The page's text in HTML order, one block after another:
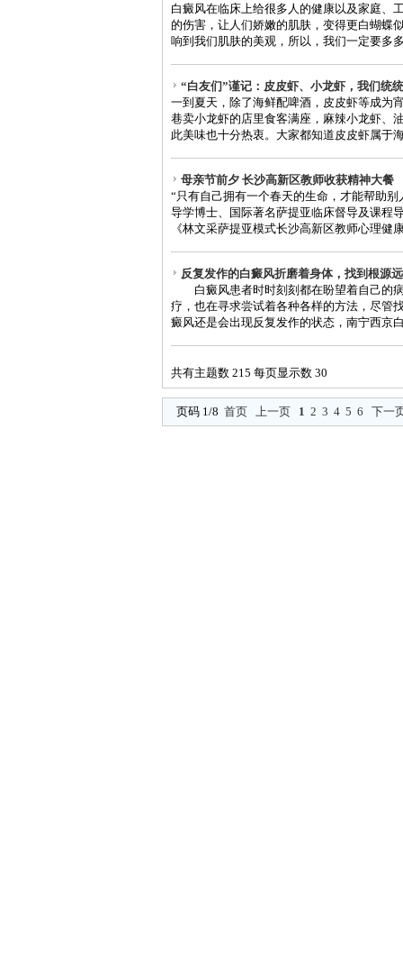
白癜风在临床上给很多人的健康以及家庭、
的伤害，让人们娇嫩的肌肤，变得更白蝴蝶
响到我们肌肤的美观，所以，我们一定要多
“白友们”谨记：皮皮虾、小龙虾，我们统
一到夏天，除了海鲜配啤酒，皮皮虾等成为
巷卖小龙虾的店里食客满座，麻辣小龙虾、
此美味也十分热衷。大家都知道皮皮虾属于
母亲节前夕 长沙高新区教师收获精神大餐
“只有自己拥有一个春天的生命，才能帮助
导学博士、国际著名萨提亚临床督导及课程
《林文采萨提亚模式长沙高新区教师心理健
反复发作的白癜风折磨着身体，找到根源
白癜风患者时时刻刻都在盼望着自己的
疗，也在寻求尝试着各种各样的方法，尽管
癜风还是会出现反复发作的状态，南宁西京
共有主题数 215 每页显示数 30
页码 1/8 首页 上一页 1 2 3 4 5 6 下一